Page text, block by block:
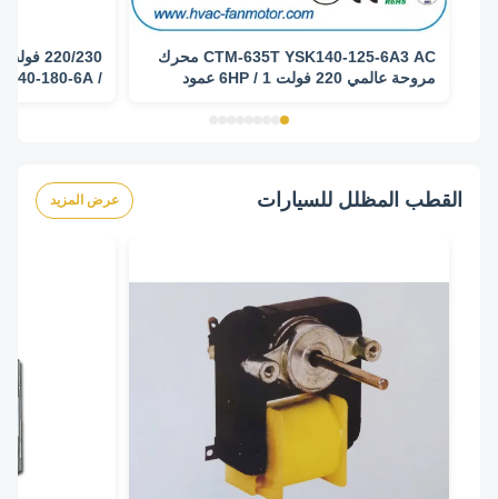
CTM-635T YSK140-125-6A3 AC محرك
مروحة عالمي 220 فولت 1 / 6HP عمود
القطب المظلل للسيارات عرض المزيد